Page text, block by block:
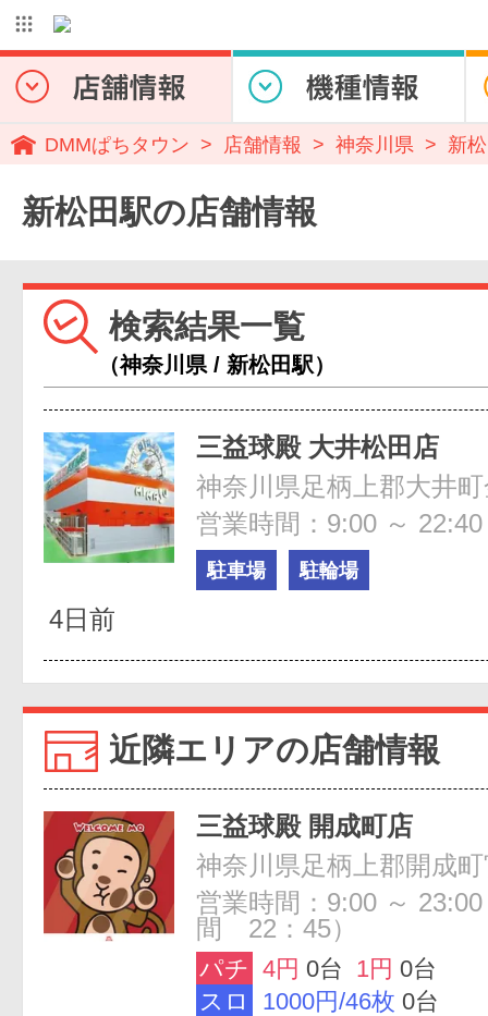
DMMぱちタウン 店舗情報 神奈川県 新
新松田駅の店舗情報
検索結果一覧
（神奈川県 / 新松田駅）
三益球殿 大井松田店
神奈川県足柄上郡大井
営業時間：9:00 ～ 22:40
駐車場 駐輪場
4日前
近隣エリアの店舗情報
三益球殿 開成町店
営業時間：9:00 ～
間 22：45）
パチ 4円 0台 1円 0台
スロ
1000円/46枚 0台